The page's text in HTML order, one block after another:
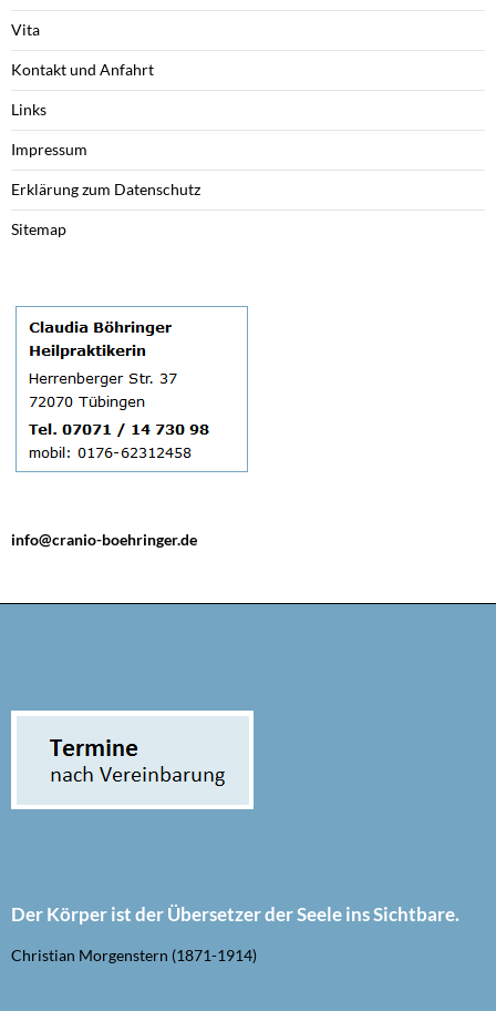
Vita
Kontakt und Anfahrt
Links
Impressum
Erklärung zum Datenschutz
Sitemap
info@cranio-boehringer.de
Der Körper ist der Übersetzer der Seele ins Sichtbare.
Christian Morgenstern (1871-1914)